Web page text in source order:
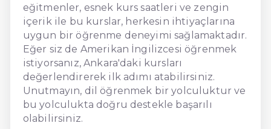
eğitmenler, esnek kurs saatleri ve zengin
içerik ile bu kurslar, herkesin ihtiyaçlarına
uygun bir öğrenme deneyimi sağlamaktadır.
Eğer siz de Amerikan İngilizcesi öğrenmek
istiyorsanız, Ankara'daki kursları
değerlendirerek ilk adımı atabilirsiniz.
Unutmayın, dil öğrenmek bir yolculuktur ve
bu yolculukta doğru destekle başarılı
olabilirsiniz.